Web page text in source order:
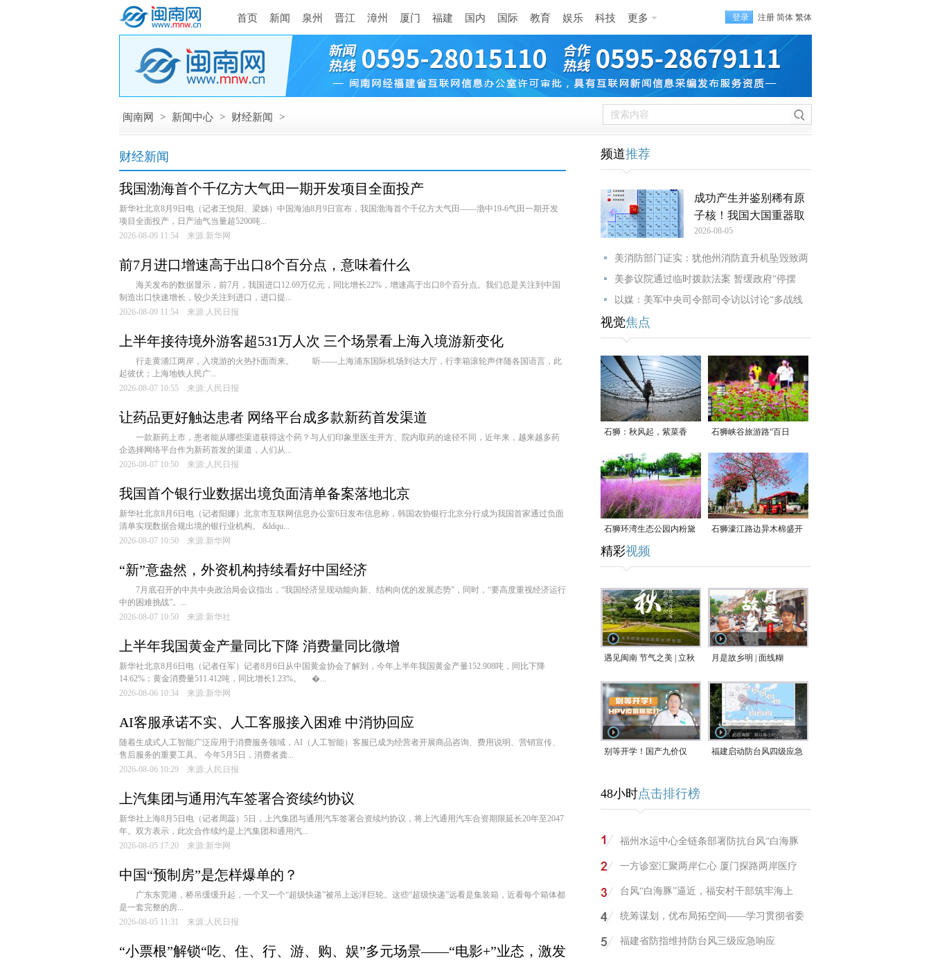
首页 新闻 泉州 晋江 漳州 厦门 福建 国内 国际 教育 娱乐 科技 更多 登录 注册 简体 繁体
闽南网 > 新闻中心 > 财经新闻 >
财经新闻
我国渤海首个千亿方大气田一期开发项目全面投产
新华社北京8月9日电（记者王悦阳、梁姊）中国海油8月9日宣布，我国渤海首个千亿方大气田——渤中19-6气田一期开发
项目全面投产，日产油气当量超5200吨...
2026-08-09 11:54 来源:新华网
前7月进口增速高于出口8个百分点，意味着什么
海关发布的数据显示，前7月，我国进口12.69万亿元，同比增长22%，增速高于出口8个百分点。我们总是关注到中国
制造出口快速增长，较少关注到进口，进口提...
2026-08-09 11:54 来源:人民日报
上半年接待境外游客超531万人次 三个场景看上海入境游新变化
行走黄浦江两岸，入境游的火热扑面而来。 听——上海浦东国际机场到达大厅，行李箱滚轮声伴随各国语言，此
起彼伏；上海地铁人民广...
2026-08-07 10:55 来源:人民日报
让药品更好触达患者 网络平台成多款新药首发渠道
一款新药上市，患者能从哪些渠道获得这个药？与人们印象里医生开方、院内取药的途径不同，近年来，越来越多药
企选择网络平台作为新药首发的渠道，人们从...
2026-08-07 10:50 来源:人民日报
我国首个银行业数据出境负面清单备案落地北京
新华社北京8月6日电（记者阳娜）北京市互联网信息办公室6日发布信息称，韩国农协银行北京分行成为我国首家通过负面
清单实现数据合规出境的银行业机构。 &ldqu...
2026-08-07 10:50 来源:新华网
“新”意盎然，外资机构持续看好中国经济
7月底召开的中共中央政治局会议指出，“我国经济呈现动能向新、结构向优的发展态势”，同时，“要高度重视经济运行
中的困难挑战”。...
2026-08-07 10:50 来源:新华社
上半年我国黄金产量同比下降 消费量同比微增
新华社北京8月6日电（记者任军）记者8月6日从中国黄金协会了解到，今年上半年我国黄金产量152.908吨，同比下降
14.62%；黄金消费量511.412吨，同比增长1.23%。 �...
2026-08-06 10:34 来源:新华网
AI客服承诺不实、人工客服接入困难 中消协回应
随着生成式人工智能广泛应用于消费服务领域，AI（人工智能）客服已成为经营者开展商品咨询、费用说明、营销宣传、
售后服务的重要工具。 今年5月5日，消费者龚...
2026-08-06 10:29 来源:人民日报
上汽集团与通用汽车签署合资续约协议
新华社上海8月5日电（记者周蕊）5日，上汽集团与通用汽车签署合资续约协议，将上汽通用汽车合资期限延长20年至2047
年。双方表示，此次合作续约是上汽集团和通用汽...
2026-08-05 17:20 来源:新华网
中国“预制房”是怎样爆单的？
广东东莞港，桥吊缓缓升起，一个又一个“超级快递”被吊上远洋巨轮。这些“超级快递”远看是集装箱，近看每个箱体都
是一套完整的房...
2026-08-05 11:31 来源:人民日报
“小票根”解锁“吃、住、行、游、购、娱”多元场景——“电影+”业态，激发
频道推荐
成功产生并鉴别稀有原
子核！我国大国重器取
2026-08-05
美消防部门证实：犹他州消防直升机坠毁致两
美参议院通过临时拨款法案 暂缓政府“停摆
以媒：美军中央司令部司令访以讨论“多战线
视觉焦点
石狮：秋风起，紫菜香 石狮峡谷旅游路“百日
草”争相斗艳
石狮环湾生态公园内粉黛
乱子草盛放
石狮濠江路边异木棉盛开
精彩视频
遇见闽南 节气之美 | 立秋 月是故乡明 | 面线糊
别等开学！国产九价仅
紧打
福建启动防台风四级应急
48小时点击排行榜
福州水运中心全链条部署防抗台风“白海豚
一方诊室汇聚两岸仁心 厦门探路两岸医疗
台风“白海豚”逼近，福安村干部筑牢海上
统筹谋划，优布局拓空间——学习贯彻省委
福建省防指维持防台风三级应急响应